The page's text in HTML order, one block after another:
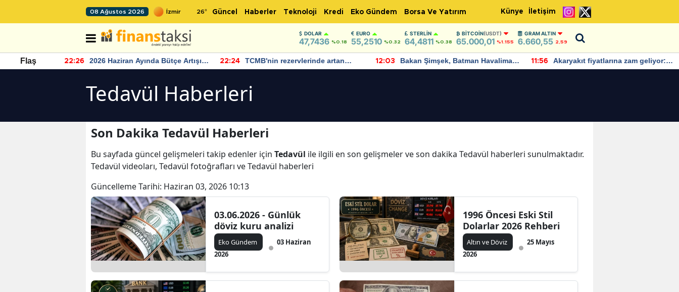
08 Ağustos 2026 26° Güncel Haberler Teknoloji Kredi Eko Gündem Borsa Ve Yatırım Künye İletişim
DOLAR
47,7436 %0.18
EURO
55,2510 %0.32
STERLIN
64,4811 %0.38
BITCOIN(USDT)
65.000,01 %1.155
GRAM ALTIN
6.660,55 2,59
Flaş 22:26
2026 Haziran Ayında Bütçe Artışı
Yaşandı
22:24
TCMB'nin rezervlerinde artan
momentum devam ediyor
12:03
Bakan Şimşek, Batman Havalimanı
için umut verici açıklamalarda
11:56
Akaryakıt fiyatlarına zam geliyor:
Yeni tarih açıklandı
Tedavül Haberleri
Son Dakika Tedavül Haberleri
Bu sayfada güncel gelişmeleri takip edenler için Tedavül ile ilgili en son gelişmeler ve son dakika Tedavül haberleri sunulmaktadır.
Tedavül videoları, Tedavül fotoğrafları ve Tedavül haberleri
Güncelleme Tarihi: Haziran 03, 2026 10:13
03.06.2026 - Günlük
döviz kuru analizi
Eko Gündem
03 Haziran
2026
1996 Öncesi Eski Stil
Dolarlar 2026 Rehberi
Altın ve Döviz
25 Mayıs
2026